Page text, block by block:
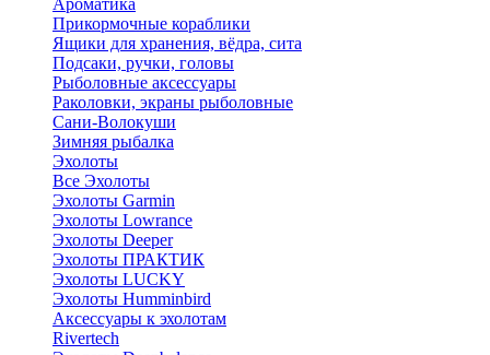
Ароматика
Прикормочные кораблики
Ящики для хранения, вёдра, сита
Подсаки, ручки, головы
Рыболовные аксессуары
Раколовки, экраны рыболовные
Сани-Волокуши
Зимняя рыбалка
Эхолоты
Все Эхолоты
Эхолоты Garmin
Эхолоты Lowrance
Эхолоты Deeper
Эхолоты ПРАКТИК
Эхолоты LUCKY
Эхолоты Humminbird
Аксессуары к эхолотам
Rivertech